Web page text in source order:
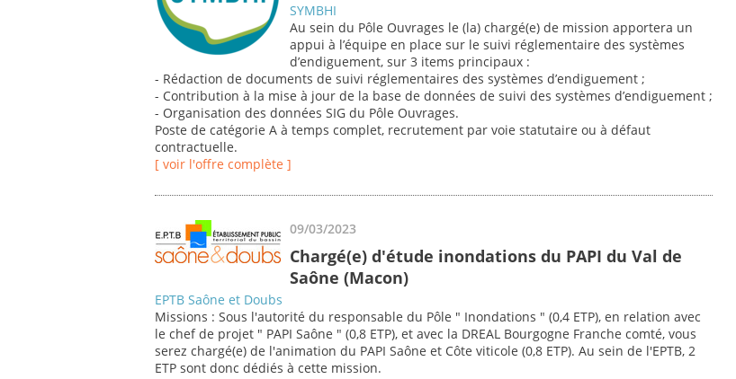
SYMBHI
Au sein du Pôle Ouvrages le (la) chargé(e) de mission apportera un
appui à l’équipe en place sur le suivi réglementaire des systèmes
d’endiguement, sur 3 items principaux :
- Rédaction de documents de suivi réglementaires des systèmes d’endiguement ;
- Contribution à la mise à jour de la base de données de suivi des systèmes d’endiguement ;
- Organisation des données SIG du Pôle Ouvrages.
Poste de catégorie A à temps complet, recrutement par voie statutaire ou à défaut
contractuelle.
[ voir l'offre complète ]
09/03/2023
Chargé(e) d'étude inondations du PAPI du Val de
Saône (Macon)
EPTB Saône et Doubs
Missions : Sous l'autorité du responsable du Pôle " Inondations " (0,4 ETP), en relation avec
le chef de projet " PAPI Saône " (0,8 ETP), et avec la DREAL Bourgogne Franche comté, vous
serez chargé(e) de l'animation du PAPI Saône et Côte viticole (0,8 ETP). Au sein de l'EPTB, 2
ETP sont donc dédiés à cette mission.